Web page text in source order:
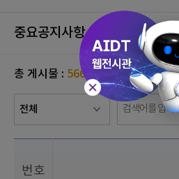
중요공지사항
총 게시물 : 566
번호